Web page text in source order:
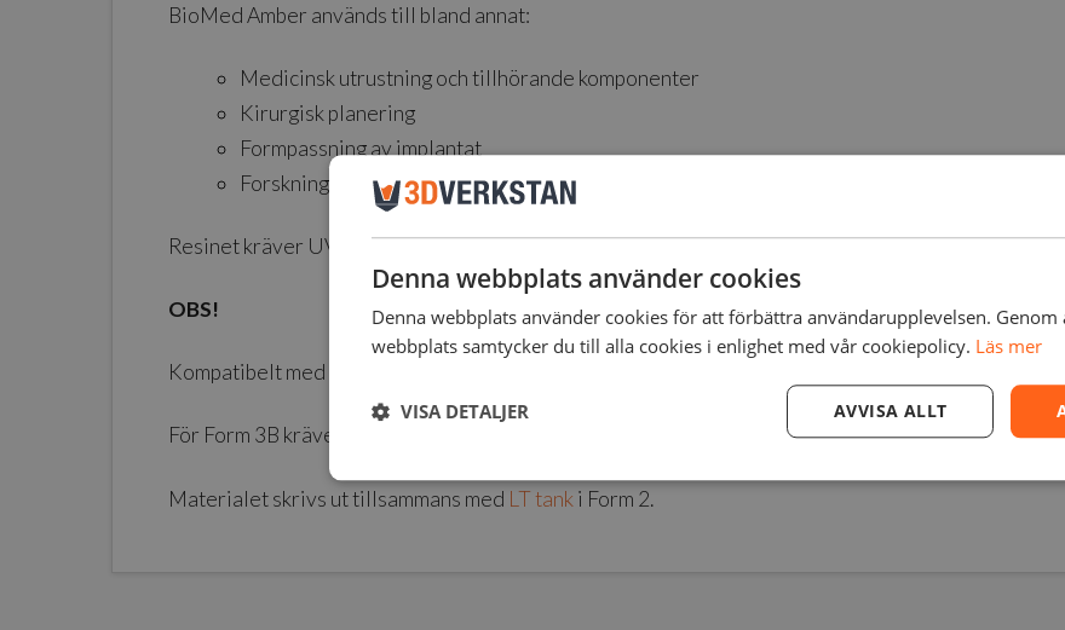
BioMed Amber används till bland annat:
Medicinsk utrustning och tillhörande komponenter
Kirurgisk planering
Formpassning av implantat
Forskning och utveckling
Resinet kräver UV-härdning efter utskrift. Innehåller 1 liter.
OBS!
Kompatibelt med
För Form 3B kräver materialet
Materialet skrivs ut tillsammans med LT tank i Form 2.
Denna webbplats använder cookies
Denna webbplats använder cookies för att förbättra användarupplevelsen. Genom
webbplats samtycker du till alla cookies i enlighet med vår cookiepolicy. Läs mer
AVVISA ALLT
VISA DETALJER